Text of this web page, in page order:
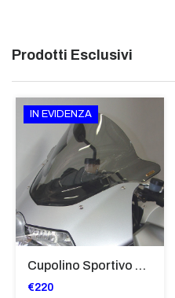
Prodotti Esclusivi
IN EVIDENZA
Cupolino Sportivo Per Bmw K 1200 R Sport 2005-07 TRASPARENTE - Sc967-T
€220